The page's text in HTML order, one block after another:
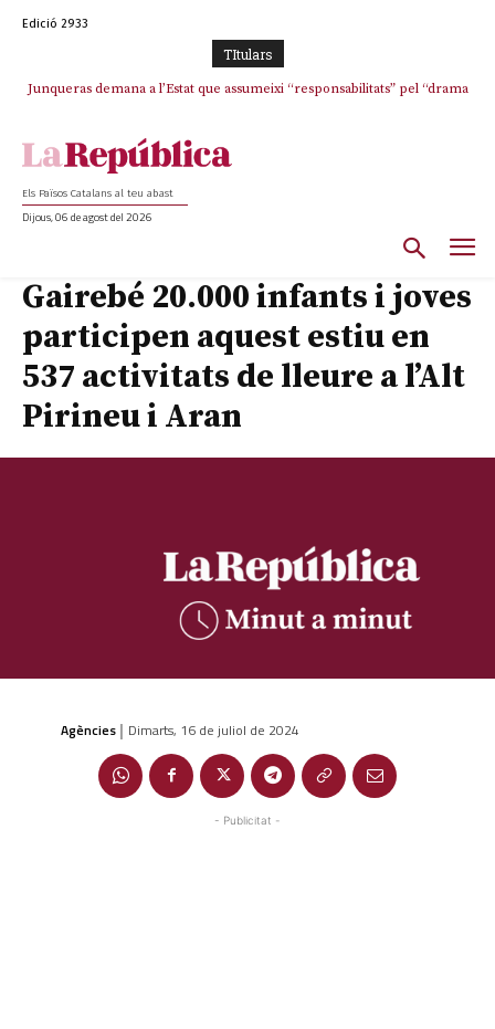
Edició 2933
TItulars
Junqueras demana a l’Estat que assumeixi “responsabilitats” pel “drama
Els Països Catalans al teu abast
Dijous, 06 de agost del 2026
Gairebé 20.000 infants i joves
participen aquest estiu en
537 activitats de lleure a l’Alt
Pirineu i Aran
Agències | Dimarts, 16 de juliol de 2024
- Publicitat -